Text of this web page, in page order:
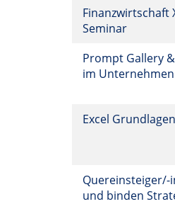
Finanzwirtschaft
Seminar
Prompt Gallery
im
Excel Grundlagen
und binden